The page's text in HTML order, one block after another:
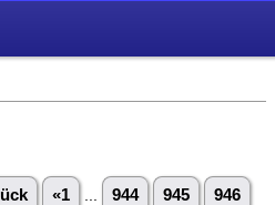
«1 944 945 946